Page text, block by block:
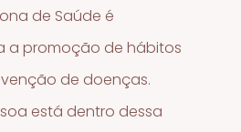
de Saúde é
a promoção de hábitos
de doenças.
está dentro dessa